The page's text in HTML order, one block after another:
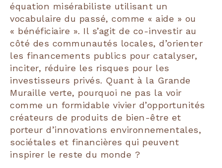
équation misérabiliste utilisant un
vocabulaire du passé, comme « aide » ou
« bénéficiaire ». Il s’agit de co-investir au
côté des communautés locales, d’orienter
les financements publics pour catalyser,
inciter, réduire les risques pour les
investisseurs privés. Quant à la Grande
Muraille verte, pourquoi ne pas la voir
comme un formidable vivier d’opportunités
créateurs de produits de bien-être et
porteur d’innovations environnementales,
sociétales et financières qui peuvent
inspirer le reste du monde ?